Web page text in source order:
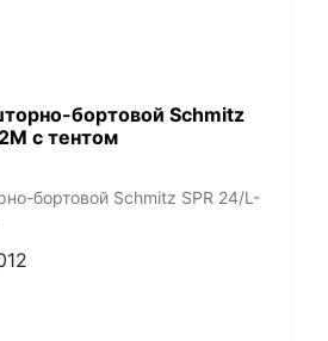
бортовой Schmitz
с тентом
бортовой Schmitz SPR 24/L-